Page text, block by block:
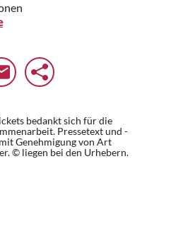
bedankt sich für die
Pressetext und -
Genehmigung von Art
© liegen bei den Urhebern.